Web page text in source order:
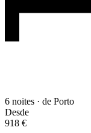
6 noites · de Porto
Desde
918 €